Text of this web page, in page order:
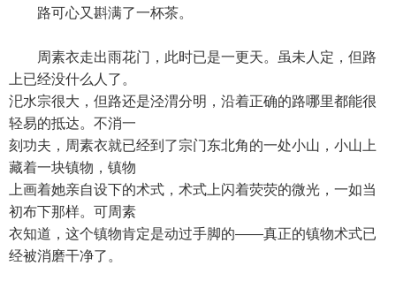
路可心又斟满了一杯茶。
周素衣走出雨花门，此时已是一更天。虽未人定，但路
上已经没什么人了。
汜水宗很大，但路还是泾渭分明，沿着正确的路哪里都能很
轻易的抵达。不消一
刻功夫，周素衣就已经到了宗门东北角的一处小山，小山上
藏着一块镇物，镇物
上画着她亲自设下的术式，术式上闪着荧荧的微光，一如当
初布下那样。可周素
衣知道，这个镇物肯定是动过手脚的——真正的镇物术式已
经被消磨干净了。